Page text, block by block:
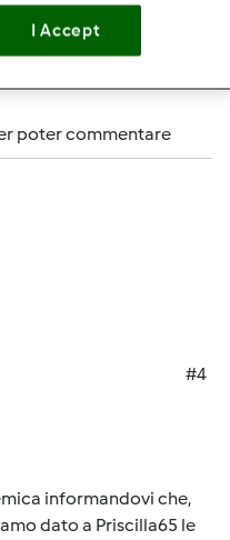
poter commentare
#4
informandovi che,
dato a Priscilla65 le
I Accept